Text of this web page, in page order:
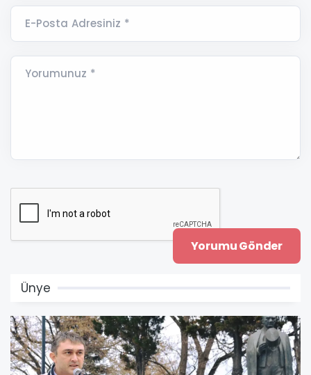
E-Posta Adresiniz *
Yorumunuz *
Ünye